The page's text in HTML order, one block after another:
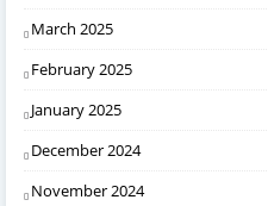
March 2025
February 2025
January 2025
December 2024
November 2024